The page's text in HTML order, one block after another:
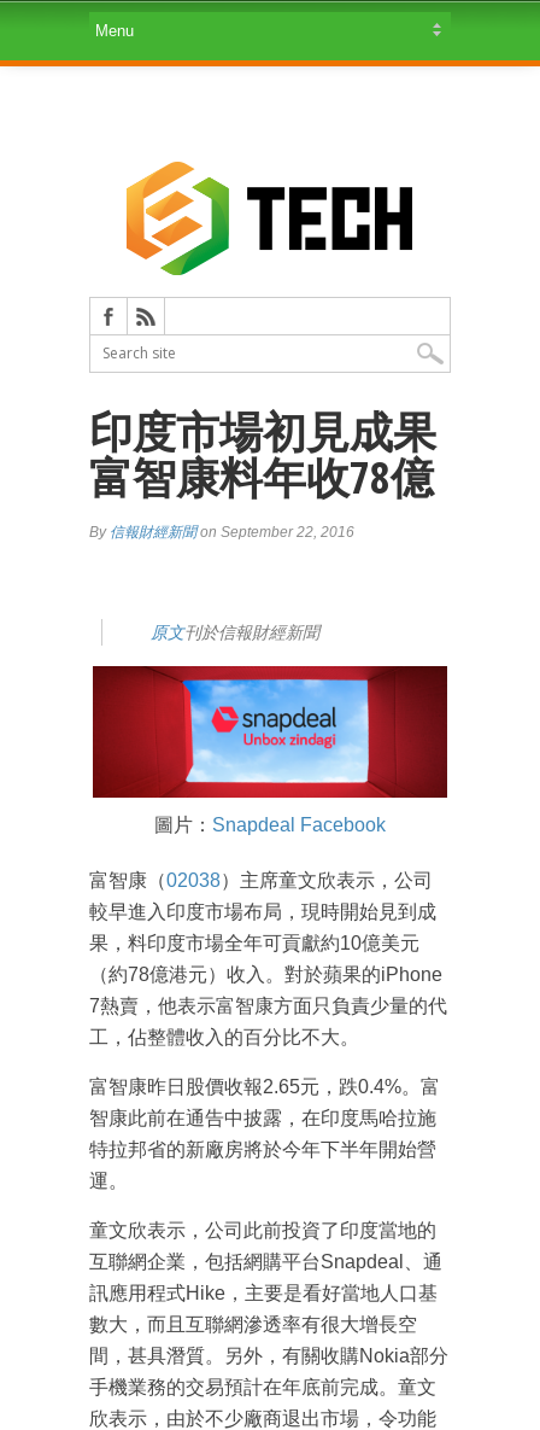
印度市場初見成果
富智康料年收78億
By 信報財經新聞on September 22, 2016
原文刊於信報財經新聞
圖片： Snapdeal Facebook
富智康（02038）主席童文欣表示，公司
較早進入印度市場布局，現時開始見到成
果，料印度市場全年可貢獻約10億美元
（約78億港元）收入。對於蘋果的iPhone
7熱賣，他表示富智康方面只負責少量的代
工，佔整體收入的百分比不大。
富智康昨日股價收報2.65元，跌0.4%。富
智康此前在通告中披露，在印度馬哈拉施
特拉邦省的新廠房將於今年下半年開始營
運。
童文欣表示，公司此前投資了印度當地的
互聯網企業，包括網購平台Snapdeal、通
訊應用程式Hike，主要是看好當地人口基
數大，而且互聯網滲透率有很大增長空
間，甚具潛質。另外，有關收購Nokia部分
手機業務的交易預計在年底前完成。童文
欣表示，由於不少廠商退出市場，令功能